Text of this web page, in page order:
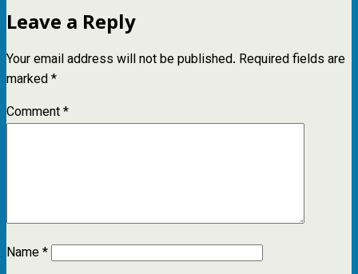
Leave a Reply
Your email address will not be published. Required fields are
marked*
Comment*
Name*